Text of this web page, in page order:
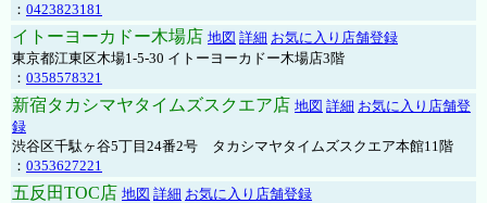
： 0423823181
イトーヨーカドー木場店 地図 詳細 お気に入り店舗登録
東京都江東区木場1-5-30 イトーヨーカドー木場店3階
： 0358578321
新宿タカシマヤタイムズスクエア店 地図 詳細 お気に入り店舗登
録
渋谷区千駄ヶ谷5丁目24番2号 タカシマヤタイムズスクエア本館11階
： 0353627221
五反田TOC店 地図 詳細 お気に入り店舗登録